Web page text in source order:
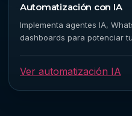
Automatización con IA
Implementa agentes IA,
dashboards para potenciar
Ver automatización IA